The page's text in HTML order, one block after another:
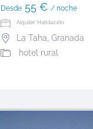
Desde 55 € / noche
Alquiler: Habitación
La Taha Granada
hotel rural